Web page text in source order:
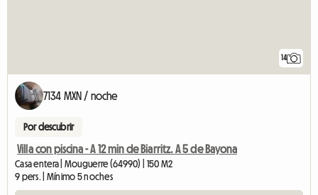
14
7134 MXN / noche
Por descubrir
Villa con piscina - A 12 min de Biarritz. A 5 de Bayona
Casa entera | Mouguerre (64990) | 150 M2
9 pers. | Mínimo 5 noches